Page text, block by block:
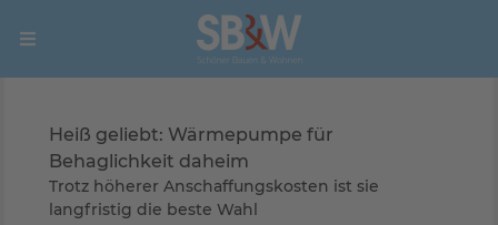
Heiß geliebt: Wärmepumpe für
Behaglichkeit daheim
Trotz höherer Anschaffungskosten ist sie
langfristig die beste Wahl